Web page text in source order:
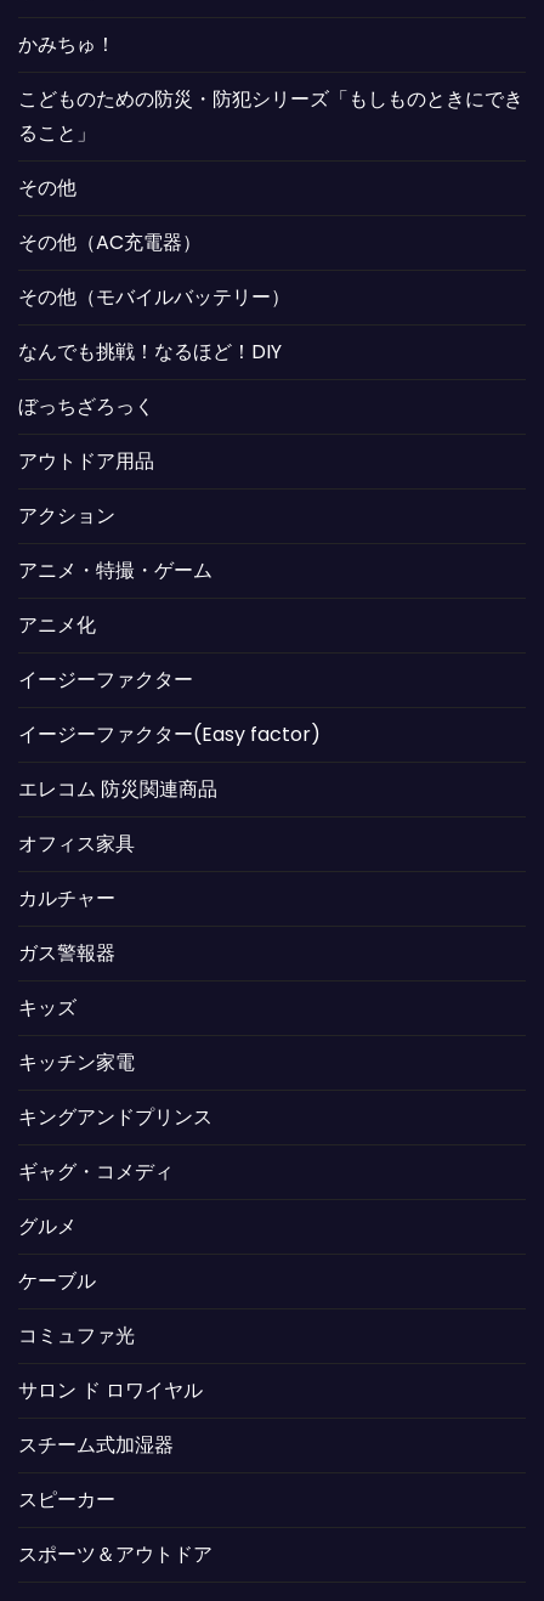
かみちゅ！
こどものための防災・防犯シリーズ「もしものときにでき
ること」
その他
その他（AC充電器）
その他（モバイルバッテリー）
なんでも挑戦！なるほど！DIY
ぼっちざろっく
アウトドア用品
アクション
アニメ・特撮・ゲーム
アニメ化
イージーファクター
イージーファクター(Easy factor)
エレコム 防災関連商品
オフィス家具
カルチャー
ガス警報器
キッズ
キッチン家電
キングアンドプリンス
ギャグ・コメディ
グルメ
ケーブル
コミュファ光
サロン ド ロワイヤル
スチーム式加湿器
スピーカー
スポーツ＆アウトドア